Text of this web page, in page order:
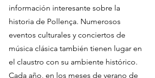
información interesante sobre la
historia de Pollença. Numerosos
eventos culturales y conciertos de
música clásica también tienen lugar en
el claustro con su ambiente histórico.
Cada año, en los meses de verano de